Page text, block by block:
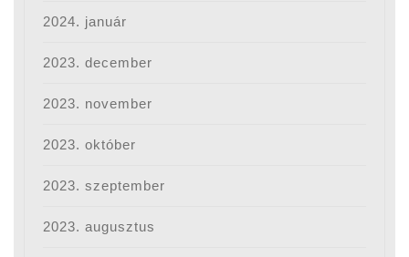
2024. január
2023. december
2023. november
2023. október
2023. szeptember
2023. augusztus